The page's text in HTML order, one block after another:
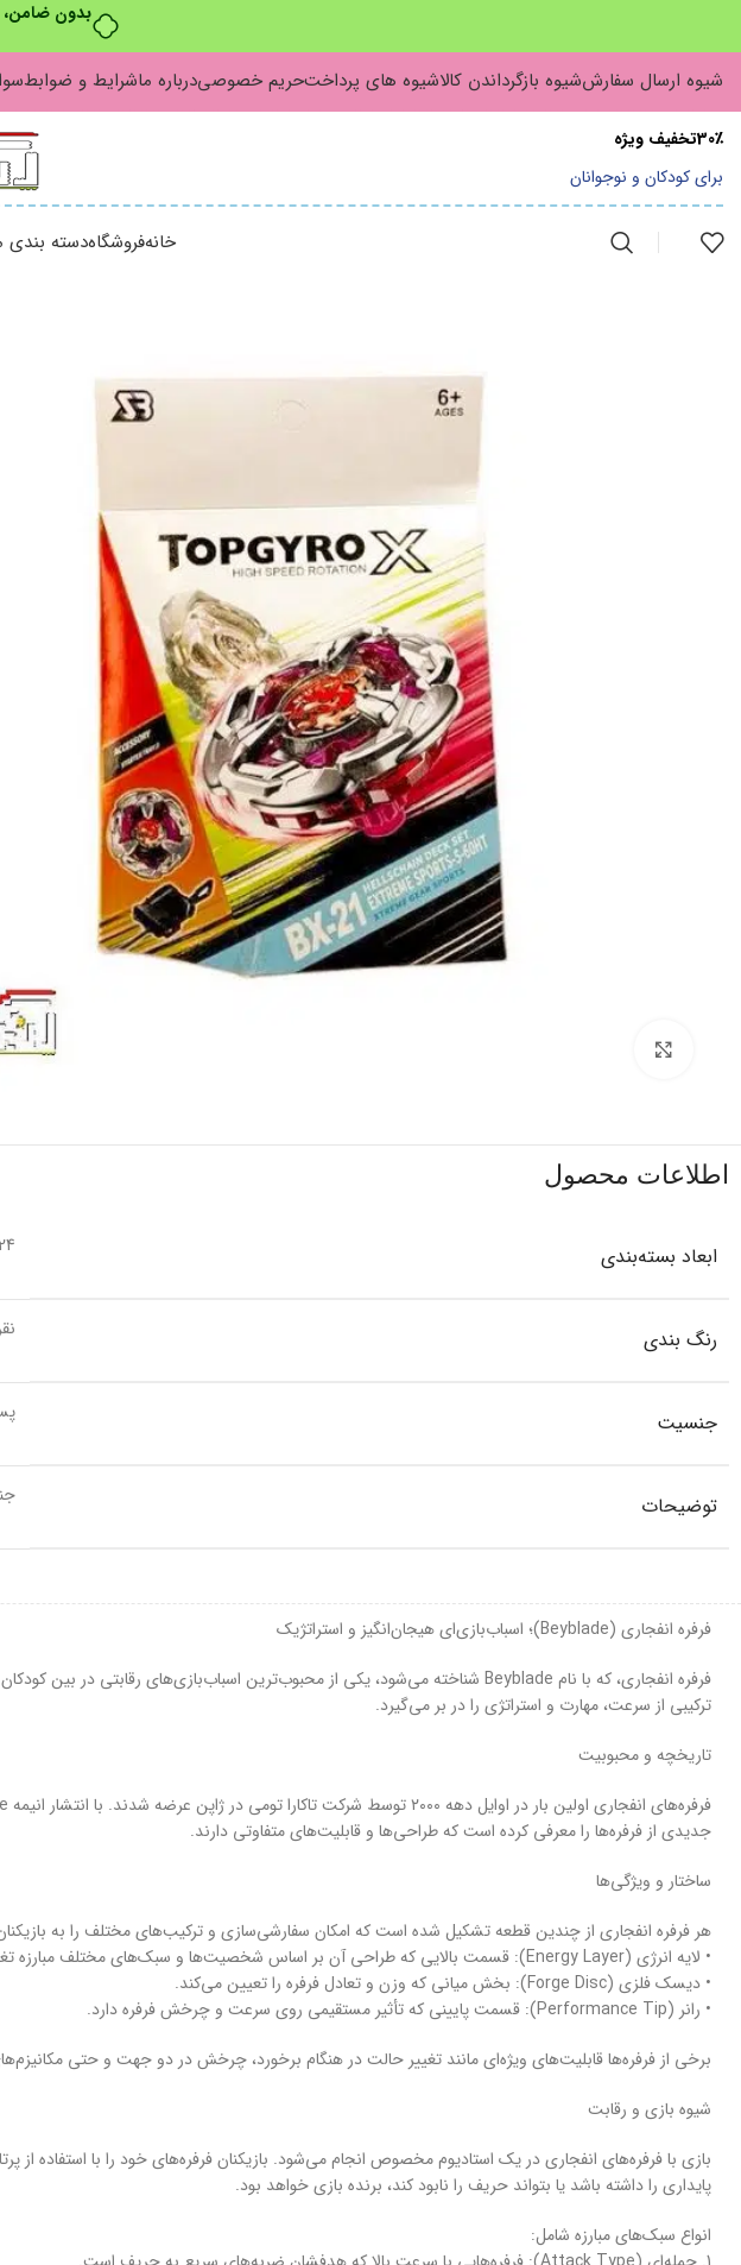
بدون
شیوه ارسال سفارششیوه بازگرداندن کالاشیوه های پرداختحریم خصوصیدرباره ماشرایط و ضوابط
30٪تخفیف ویژه
برای کودکان و نوجوانان
خانهفروشگاهدسته
اطلاعات محصول
ابعاد بسته‌بندی
رنگ بندی
جنسیت
توضیحات
فرفره انفجاری (Beyblade)؛ اسباب‌بازی‌ای هیجان‌انگیز و استراتژیک
ترکیبی از سرعت، مهارت و استراتژی را در بر می‌گیرد.
تاریخچه و محبوبیت
جدیدی از فرفره‌ها را معرفی کرده است که طراحی‌ها و قابلیت‌های متفاوتی دارند.
ساختار و ویژگی‌ها
هر فرفره انفجاری از چندین قطعه تشکیل شده است که امکان سفارشی‌سازی و ترکیب‌های مختلف را به
• لایه انرژی (Energy Layer): قسمت بالایی که طراحی آن بر اساس شخصیت‌ها و سبک‌های مختلف مبارزه تغییر می‌کند.
• دیسک فلزی (Forge Disc): بخش میانی که وزن و تعادل فرفره را تعیین می‌کند.
• رانر (Performance Tip): قسمت پایینی که تأثیر مستقیمی روی سرعت و چرخش فرفره دارد.
برخی از فرفره‌ها قابلیت‌های ویژه‌ای مانند تغییر حالت در هنگام برخورد، چرخش در دو جهت و حتی
شیوه بازی و رقابت
بازی با فرفره‌های انفجاری در یک استادیوم مخصوص انجام می‌شود. بازیکنان فرفره‌های خود را با استفاده از
پایداری را داشته باشد یا بتواند حریف را نابود کند، برنده بازی خواهد بود.
انواع سبک‌های مبارزه شامل: